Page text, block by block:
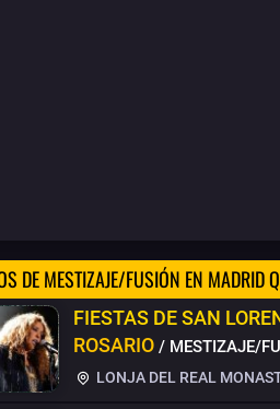
DE MESTIZAJE/FUSIÓN EN MADRID
FIESTAS DE SAN
ROSARIO / MESTIZAJE/
LONJA DEL REAL